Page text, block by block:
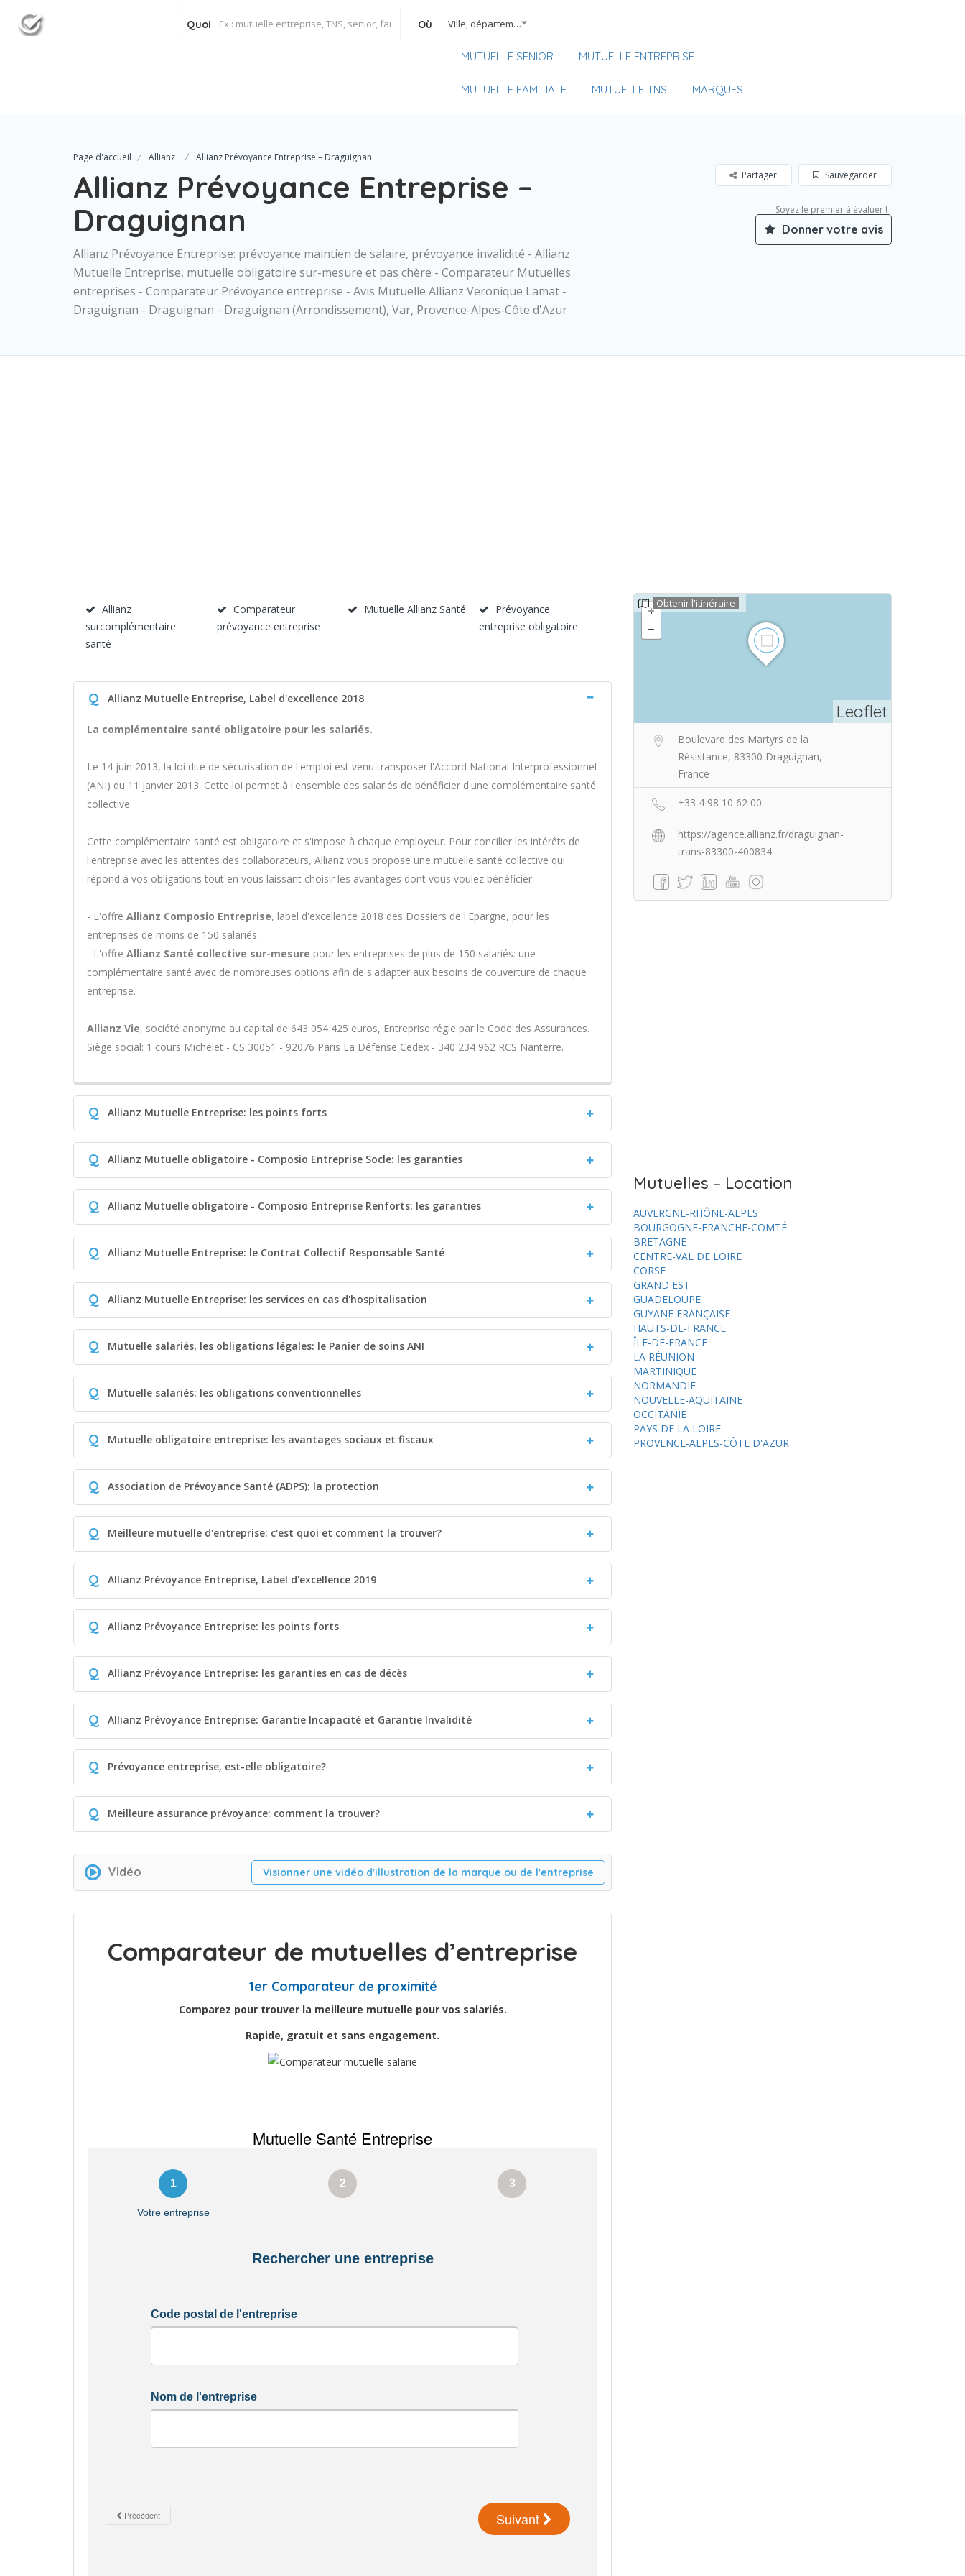
Quoi Où Ville, département, région
MUTUELLE SENIOR MUTUELLE ENTREPRISE
MUTUELLE FAMILIALE MUTUELLE TNS MARQUES
Page d'accueil Allianz Allianz Prévoyance Entreprise – Draguignan
Allianz Prévoyance Entreprise –
Draguignan
Allianz Prévoyance Entreprise: prévoyance maintien de salaire, prévoyance invalidité - Allianz
Mutuelle Entreprise, mutuelle obligatoire sur-mesure et pas chère - Comparateur Mutuelles
entreprises - Comparateur Prévoyance entreprise - Avis Mutuelle Allianz Veronique Lamat -
Draguignan - Draguignan - Draguignan (Arrondissement), Var, Provence-Alpes-Côte d'Azur
Sauvegarder
Partager
Soyez le premier à évaluer !
Donner votre avis
Allianz
surcomplémentaire
santé
Comparateur
prévoyance entreprise
Mutuelle Allianz Santé
Prévoyance
entreprise obligatoire
Q Allianz Mutuelle Entreprise, Label d'excellence 2018
La complémentaire santé obligatoire pour les salariés.
Le 14 juin 2013, la loi dite de sécurisation de l'emploi est venu transposer l'Accord National Interprofessionnel
(ANI) du 11 janvier 2013. Cette loi permet à l'ensemble des salariés de bénéficier d'une complémentaire santé
collective.
Cette complémentaire santé est obligatoire et s'impose à chaque employeur. Pour concilier les intérêts de
l'entreprise avec les attentes des collaborateurs, Allianz vous propose une mutuelle santé collective qui
répond à vos obligations tout en vous laissant choisir les avantages dont vous voulez bénéficier.
- L'offre Allianz Composio Entreprise, label d'excellence 2018 des Dossiers de l'Epargne, pour les
entreprises de moins de 150 salariés.
- L'offre Allianz Santé collective sur-mesure pour les entreprises de plus de 150 salariés: une
complémentaire santé avec de nombreuses options afin de s'adapter aux besoins de couverture de chaque
entreprise.
Allianz Vie, société anonyme au capital de 643 054 425 euros, Entreprise régie par le Code des Assurances.
Siège social: 1 cours Michelet - CS 30051 - 92076 Paris La Défense Cedex - 340 234 962 RCS Nanterre.
Q Allianz Mutuelle Entreprise: les points forts
Q Allianz Mutuelle obligatoire - Composio Entreprise Socle: les garanties
Q Allianz Mutuelle obligatoire - Composio Entreprise Renforts: les garanties
Q Allianz Mutuelle Entreprise: le Contrat Collectif Responsable Santé
Q Allianz Mutuelle Entreprise: les services en cas d'hospitalisation
Q Mutuelle salariés, les obligations légales: le Panier de soins ANI
Q Mutuelle salariés: les obligations conventionnelles
Q Mutuelle obligatoire entreprise: les avantages sociaux et fiscaux
Q Association de Prévoyance Santé (ADPS): la protection
Q Meilleure mutuelle d'entreprise: c'est quoi et comment la trouver?
Q Allianz Prévoyance Entreprise, Label d'excellence 2019
Q Allianz Prévoyance Entreprise: les points forts
Q Allianz Prévoyance Entreprise: les garanties en cas de décès
Q Allianz Prévoyance Entreprise: Garantie Incapacité et Garantie Invalidité
Q Prévoyance entreprise, est-elle obligatoire?
Q Meilleure assurance prévoyance: comment la trouver?
Vidéo Visionner une vidéo d'illustration de la marque ou de l'entreprise
Comparateur de mutuelles d’entreprise
1er Comparateur de proximité
Comparez pour trouver la meilleure mutuelle pour vos salariés.
Rapide, gratuit et sans engagement.
Leaflet
Obtenir l'itinéraire
Boulevard des Martyrs de la
Résistance, 83300 Draguignan,
France
+33 4 98 10 62 00
https://agence.allianz.fr/draguignan-
trans-83300-400834
Mutuelles – Location
AUVERGNE-RHÔNE-ALPES
BOURGOGNE-FRANCHE-COMTÉ
BRETAGNE
CENTRE-VAL DE LOIRE
CORSE
GRAND EST
GUADELOUPE
GUYANE FRANÇAISE
HAUTS-DE-FRANCE
ÎLE-DE-FRANCE
LA RÉUNION
MARTINIQUE
NORMANDIE
NOUVELLE-AQUITAINE
OCCITANIE
PAYS DE LA LOIRE
PROVENCE-ALPES-CÔTE D'AZUR